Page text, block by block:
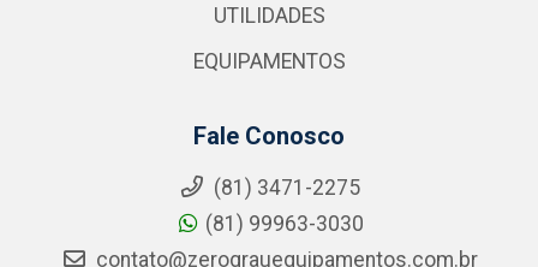
UTILIDADES
EQUIPAMENTOS
Fale Conosco
(81) 3471-2275
(81) 99963-3030
contato@zerograuequipamentos.com.br